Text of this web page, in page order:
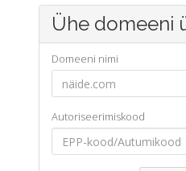
Ühe domeeni
Domeeni nimi
Autoriseerimiskood